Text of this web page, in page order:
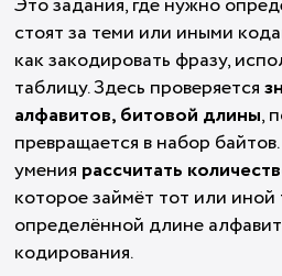
Это задания, где нужно
стоят за теми или иными
как закодировать фразу,
таблицу. Здесь проверяется
алфавитов, битовой длины,
превращается в набор
умения рассчитать
которое займёт тот или иной
определённой длине
кодирования.